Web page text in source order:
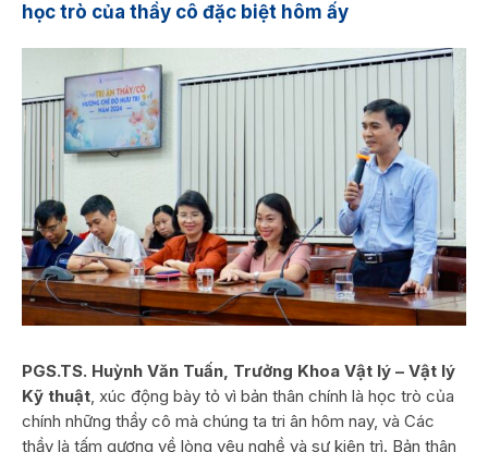
học trò của thầy cô đặc biệt hôm ấy
PGS.TS. Huỳnh Văn Tuấn, Trưởng Khoa Vật lý – Vật lý
Kỹ thuật , xúc động bày tỏ vì bản thân chính là học trò của
chính những thầy cô mà chúng ta tri ân hôm nay, và Các
thầy là tấm gương về lòng yêu nghề và sự kiên trì. Bản thân